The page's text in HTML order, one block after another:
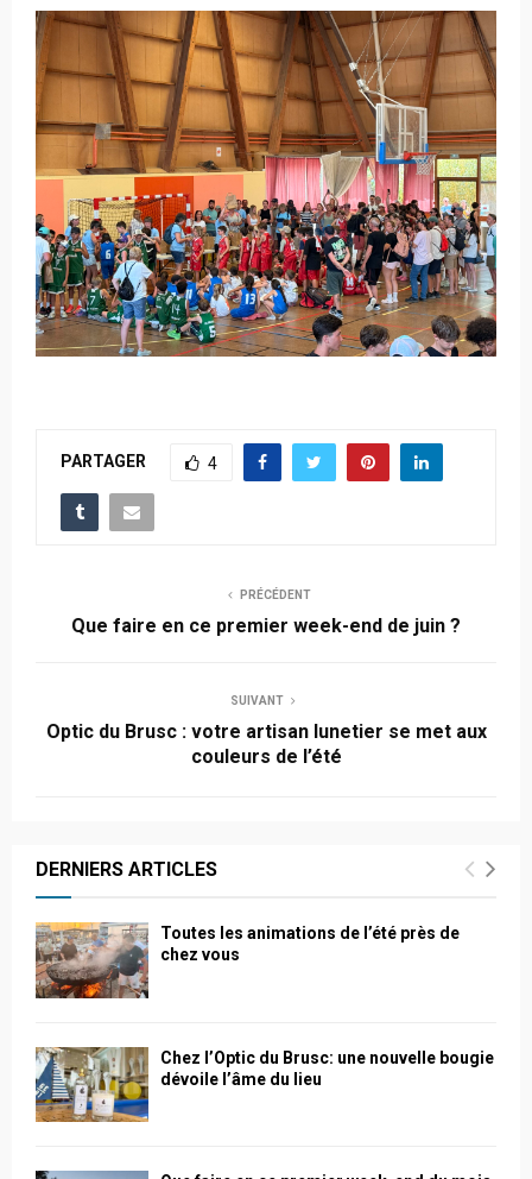
PARTAGER 4
PRÉCÉDENT
Que faire en ce premier week-end de juin ?
SUIVANT
Optic du Brusc : votre artisan lunetier se met aux
couleurs de l’été
DERNIERS ARTICLES
Toutes les animations de l’été près de
chez vous
Chez l’Optic du Brusc: une nouvelle bougie
dévoile l’âme du lieu